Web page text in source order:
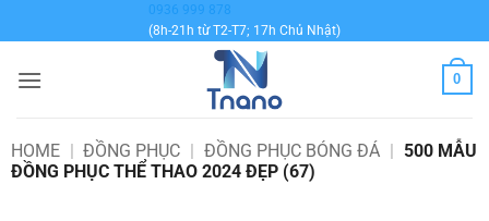
qua
dung
0936 999 878
(8h-21h từ T2-T7; 17h Chủ Nhật)
0
HOME | ĐỒNG PHỤC | ĐỒNG PHỤC BÓNG ĐÁ | 500 MẪU
ĐỒNG PHỤC THỂ THAO 2024 ĐẸP (67)